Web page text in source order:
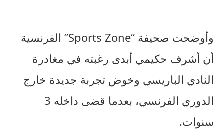
وأوضحت صحيفة “Sports Zone” الفرنسية
أن أشرف حكيمي أبدى رغبته في مغادرة
النادي الباريسي وخوض تجربة جديدة خارج
الدوري الفرنسي، بعدما قضى داخله 3
سنوات.